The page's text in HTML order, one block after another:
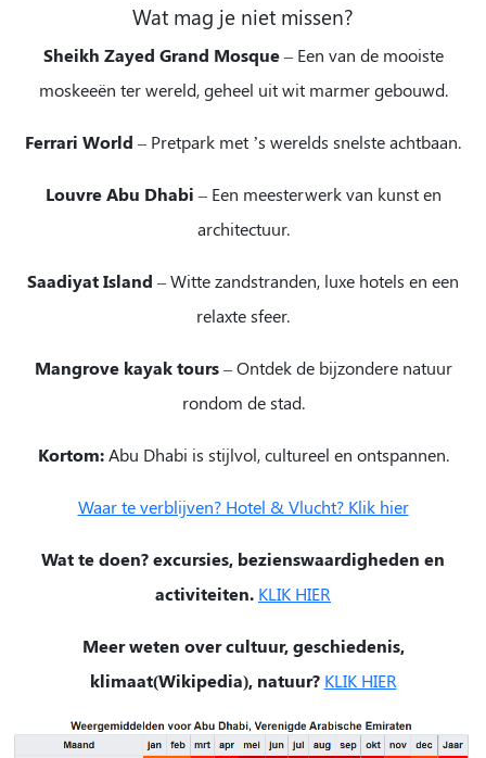
Wat mag je niet missen?
Sheikh Zayed Grand Mosque– Een van de mooiste
moskeeën ter wereld, geheel uit wit marmer gebouwd.
Ferrari World – Pretpark met ’s werelds snelste achtbaan.
Louvre Abu Dhabi – Een meesterwerk van kunst en
architectuur.
Saadiyat Island – Witte zandstranden, luxe hotels en een
relaxte sfeer.
Mangrove kayak tours– Ontdek de bijzondere natuur
rondom de stad.
Kortom:Abu Dhabi is stijlvol, cultureel en ontspannen.
Waar te verblijven? Hotel & Vlucht? Klik hier
Wat te doen? excursies, bezienswaardigheden en
activiteiten. KLIK HIER
Meer weten over cultuur, geschiedenis,
klimaat(Wikipedia), natuur? KLIK HIER